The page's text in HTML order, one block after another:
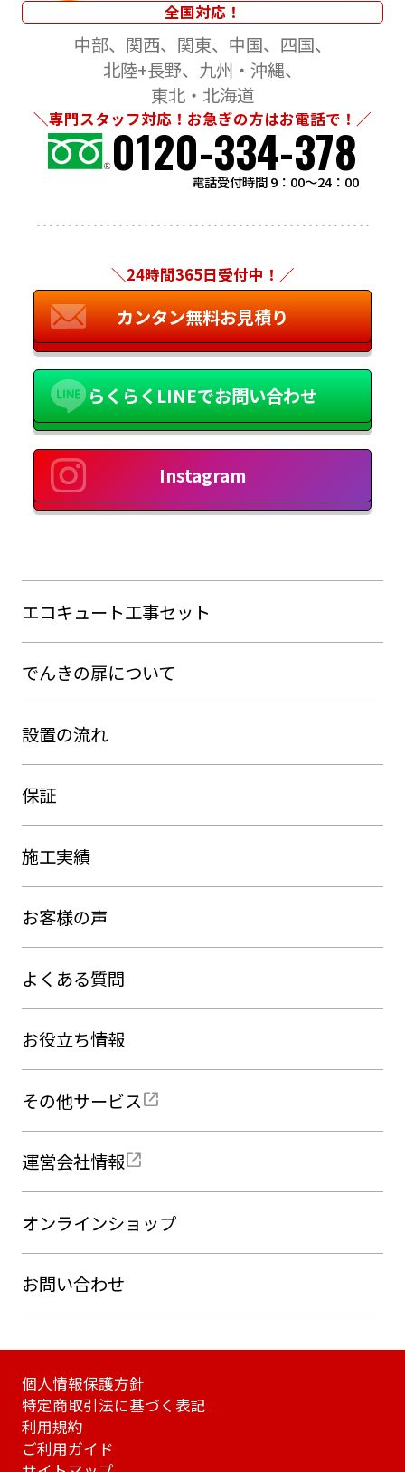
全国対応！
中部 関西 関東 中国
四国
北陸+長野
九州・沖縄
東北・北海道
＼専門スタッフ対応！お急ぎの方はお電話で！／
0120-334-378
電話受付時間 9：00～24：00
＼24時間365日受付中！／
カンタン無料お見積り
らくらくLINEでお問い合わせ
Instagram
エコキュート工事セット
でんきの扉について
設置の流れ
保証
施工実績
お客様の声
よくある質問
お役立ち情報
その他サービス
運営会社情報
オンラインショップ
お問い合わせ
個人情報保護方針
特定商取引法に基づく表記
利用規約
ご利用ガイド